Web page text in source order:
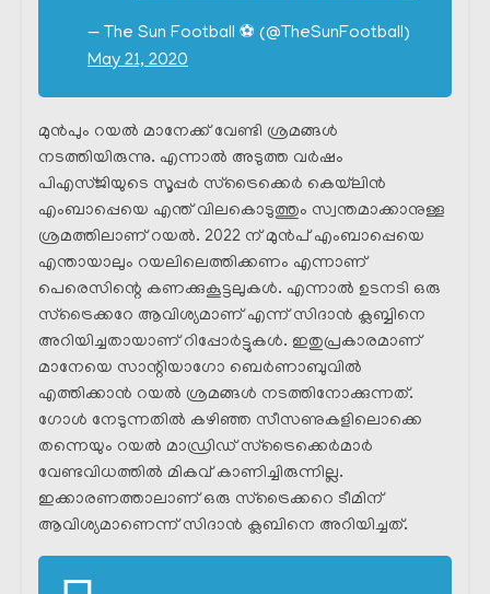
— The Sun Football ⚽ (@TheSunFootball)
May 21, 2020
മുൻപും റയൽ മാനേക്ക് വേണ്ടി ശ്രമങ്ങൾ
നടത്തിയിരുന്നു. എന്നാൽ അടുത്ത വർഷം
പിഎസ്ജിയുടെ സൂപ്പർ സ്ട്രൈക്കെർ കെയ്‌ലിൻ
എംബാപ്പെയെ എന്ത് വിലകൊടുത്തും സ്വന്തമാക്കാനുള്ള
ശ്രമത്തിലാണ് റയൽ. 2022 ന് മുൻപ് എംബാപ്പെയെ
എന്തായാലും റയലിലെത്തിക്കണം എന്നാണ്
പെരെസിന്റെ കണക്കുകൂട്ടലുകൾ. എന്നാൽ ഉടനടി ഒരു
സ്‌ട്രൈക്കറേ ആവിശ്യമാണ് എന്ന് സിദാൻ ക്ലബ്ബിനെ
അറിയിച്ചതായാണ് റിപ്പോർട്ടുകൾ. ഇതുപ്രകാരമാണ്
മാനേയെ സാന്റിയാഗോ ബെർണാബുവിൽ
എത്തിക്കാൻ റയൽ ശ്രമങ്ങൾ നടത്തിനോക്കുന്നത്.
ഗോൾ നേടുന്നതിൽ കഴിഞ്ഞ സീസണുകളിലൊക്കെ
തന്നെയും റയൽ മാഡ്രിഡ്‌ സ്ട്രൈക്കെർമാർ
വേണ്ടവിധത്തിൽ മികവ് കാണിച്ചിരുന്നില്ല.
ഇക്കാരണത്താലാണ് ഒരു സ്‌ട്രൈക്കറെ ടീമിന്
ആവിശ്യമാണെന്ന് സിദാൻ ക്ലബിനെ അറിയിച്ചത്.